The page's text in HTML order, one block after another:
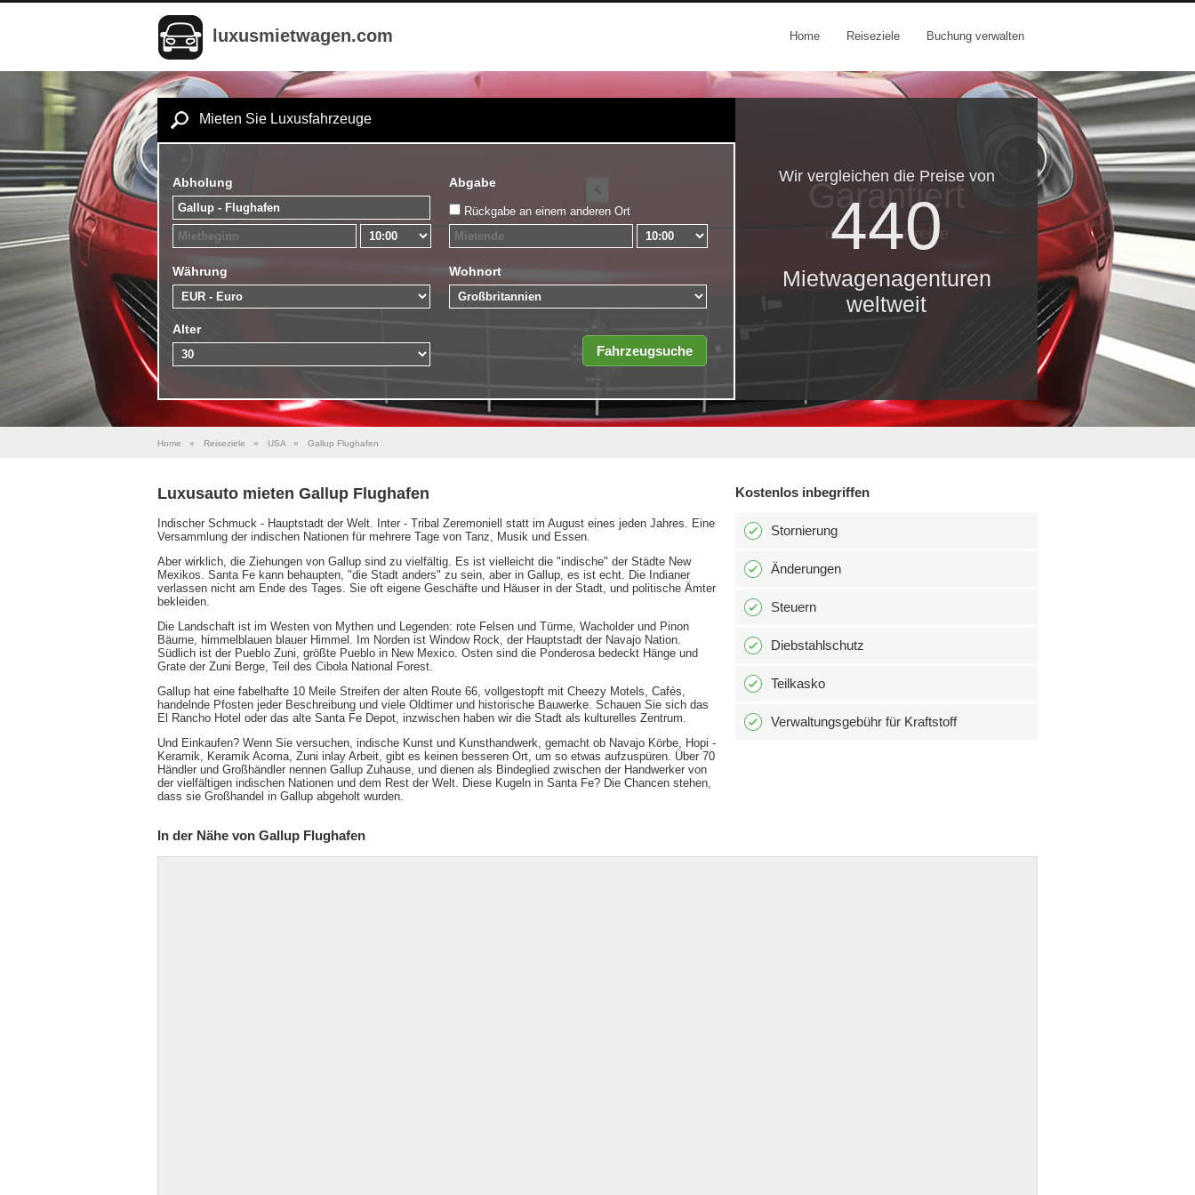
luxusmietwagen.com Home Reiseziele Buchung verwalten
Mieten Sie Luxusfahrzeuge
Abholung Abgabe
Rückgabe an einem anderen Ort
Währung Wohnort
Alter
Wir vergleichen die Preise von
440
Mietwagenagenturen
weltweit
Garantiert
die besten Preise
Home » Reiseziele » USA » Gallup Flughafen
Luxusauto mieten Gallup Flughafen
Indischer Schmuck - Hauptstadt der Welt. Inter - Tribal Zeremoniell statt im August eines jeden Jahres. Eine
Versammlung der indischen Nationen für mehrere Tage von Tanz, Musik und Essen.
Aber wirklich, die Ziehungen von Gallup sind zu vielfältig. Es ist vielleicht die "indische" der Städte New
Mexikos. Santa Fe kann behaupten, "die Stadt anders" zu sein, aber in Gallup, es ist echt. Die Indianer
verlassen nicht am Ende des Tages. Sie oft eigene Geschäfte und Häuser in der Stadt, und politische Ämter
bekleiden.
Die Landschaft ist im Westen von Mythen und Legenden: rote Felsen und Türme, Wacholder und Pinon
Bäume, himmelblauen blauer Himmel. Im Norden ist Window Rock, der Hauptstadt der Navajo Nation.
Südlich ist der Pueblo Zuni, größte Pueblo in New Mexico. Osten sind die Ponderosa bedeckt Hänge und
Grate der Zuni Berge, Teil des Cibola National Forest.
Gallup hat eine fabelhafte 10 Meile Streifen der alten Route 66, vollgestopft mit Cheezy Motels, Cafés,
handelnde Pfosten jeder Beschreibung und viele Oldtimer und historische Bauwerke. Schauen Sie sich das
El Rancho Hotel oder das alte Santa Fe Depot, inzwischen haben wir die Stadt als kulturelles Zentrum.
Und Einkaufen? Wenn Sie versuchen, indische Kunst und Kunsthandwerk, gemacht ob Navajo Körbe, Hopi -
Keramik, Keramik Acoma, Zuni inlay Arbeit, gibt es keinen besseren Ort, um so etwas aufzuspüren. Über 70
Händler und Großhändler nennen Gallup Zuhause, und dienen als Bindeglied zwischen der Handwerker von
der vielfältigen indischen Nationen und dem Rest der Welt. Diese Kugeln in Santa Fe? Die Chancen stehen,
dass sie Großhandel in Gallup abgeholt wurden.
Kostenlos inbegriffen
Stornierung
Änderungen
Steuern
Diebstahlschutz
Teilkasko
Verwaltungsgebühr für Kraftstoff
In der Nähe von Gallup Flughafen